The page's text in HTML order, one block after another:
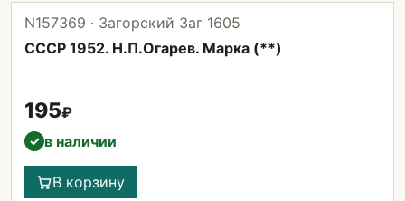
N157369 · Загорский Заг 1605
СССР 1952. Н.П.Огарев. Марка (**)
195₽
✓ в наличии
В корзину